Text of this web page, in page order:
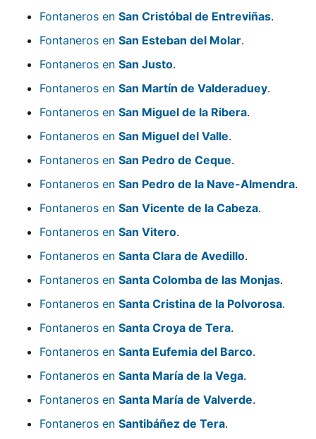
Fontaneros en San Cristóbal de Entreviñas.
Fontaneros en San Esteban del Molar.
Fontaneros en San Justo.
Fontaneros en San Martín de Valderaduey.
Fontaneros en San Miguel de la Ribera.
Fontaneros en San Miguel del Valle.
Fontaneros en San Pedro de Ceque.
Fontaneros en San Pedro de la Nave-Almendra.
Fontaneros en San Vicente de la Cabeza.
Fontaneros en San Vitero.
Fontaneros en Santa Clara de Avedillo.
Fontaneros en Santa Colomba de las Monjas.
Fontaneros en Santa Cristina de la Polvorosa.
Fontaneros en Santa Croya de Tera.
Fontaneros en Santa Eufemia del Barco.
Fontaneros en Santa María de la Vega.
Fontaneros en Santa María de Valverde.
Fontaneros en Santibáñez de Tera.